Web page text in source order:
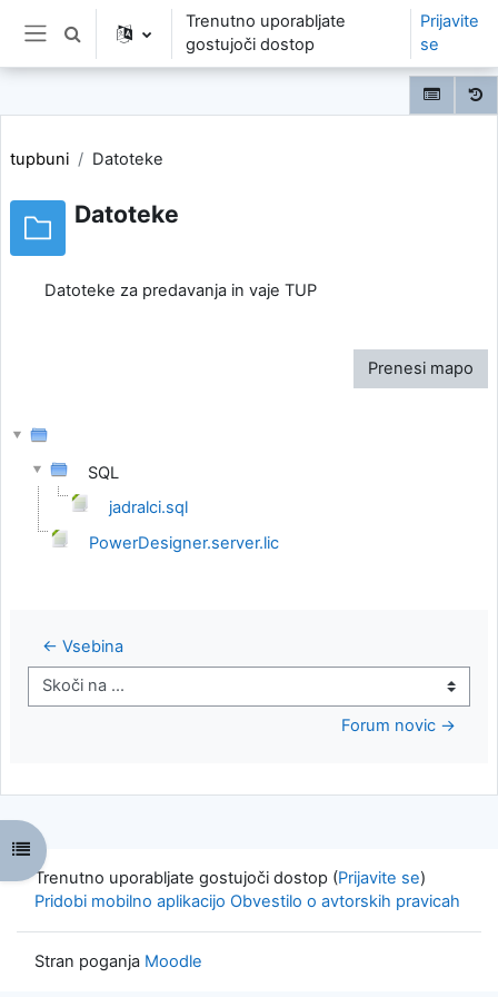
Preskoči na glavno vsebino
Stransko polje
Preklopi iskalni vnos
Trenutno uporabljate
gostujoči dostop
Prijavite
se
Odpri kazalo predmeta
tupbuni Datoteke
Datoteke
Datoteke za predavanja in vaje TUP
Prenesi mapo
SQL
jadralci.sql
PowerDesigner.server.lic
← Vsebina
Skoči na ...
Forum novic →
Trenutno uporabljate gostujoči dostop (Prijavite se)
Pridobi mobilno aplikacijo Obvestilo o avtorskih pravicah
Stran poganja Moodle